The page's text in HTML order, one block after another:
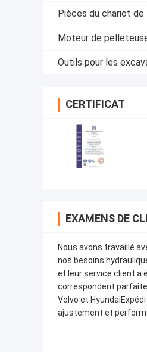
Pièces du chariot
Moteur de
Outils pour les
CERTIFICAT
EXAMENS DE
Nous avons travaillé
nos besoins
et leur service client a
correspondent
Volvo et
ajustement et